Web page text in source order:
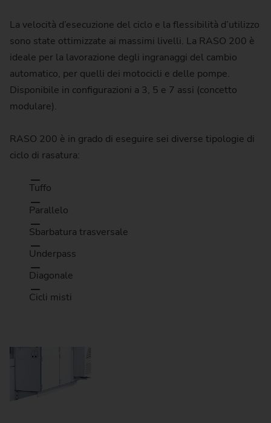
La velocità d’esecuzione del ciclo e la flessibilità d’utilizzo
sono state ottimizzate ai massimi livelli. La RASO 200 è
ideale per la lavorazione degli ingranaggi del cambio
automatico, per quelli dei motocicli e delle pompe.
Disponibile in configurazioni a 3, 5 e 7 assi (concetto
modulare).
RASO 200 è in grado di eseguire sei diverse tipologie di
ciclo di rasatura:
Tuffo
Parallelo
Sbarbatura trasversale
Underpass
Diagonale
Cicli misti